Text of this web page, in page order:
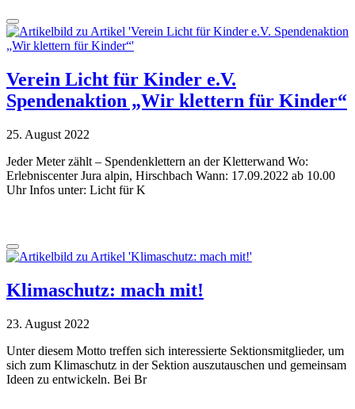
Verein Licht für Kinder e.V.
Spendenaktion „Wir klettern für Kinder“
25. August 2022
Jeder Meter zählt – Spendenklettern an der Kletterwand Wo:
Erlebniscenter Jura alpin, Hirschbach Wann: 17.09.2022 ab 10.00
Uhr Infos unter: Licht für K
Klimaschutz: mach mit!
23. August 2022
Unter diesem Motto treffen sich interessierte Sektionsmitglieder, um
sich zum Klimaschutz in der Sektion auszutauschen und gemeinsam
Ideen zu entwickeln. Bei Br